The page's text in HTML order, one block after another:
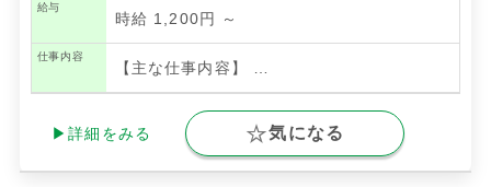
給与
時給 1,200円 ～
仕事内容
【主な仕事内容】
▶詳細をみる 気になる